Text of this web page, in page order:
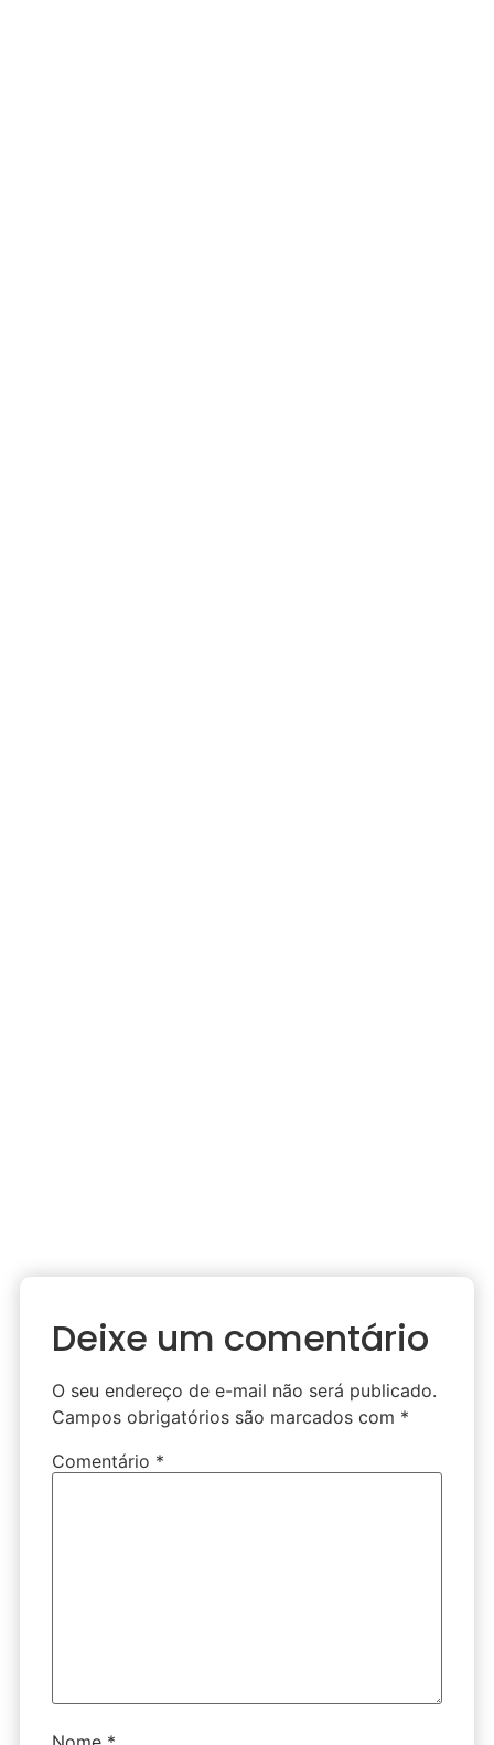
Deixe um comentário
O seu endereço de e-mail não será publicado.
Campos obrigatórios são marcados com *
Comentário *